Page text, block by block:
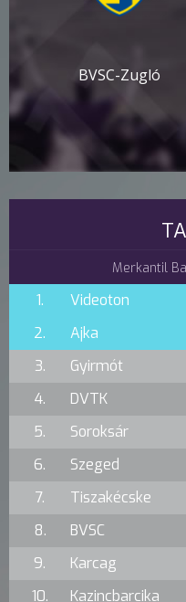
BVSC-Zugló
Merkantil
1. Videoton
2.
Ajka
3.
Gyirmót
4.
DVTK
5.
Soroksár
6.
Szeged
7.
Tiszakécske
8.
BVSC
9.
Karcag
10.
Kazincbarcika